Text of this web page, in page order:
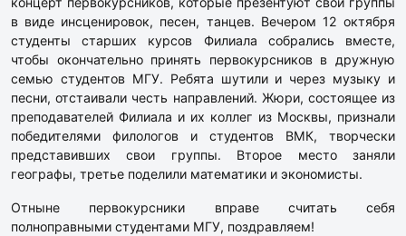
в виде инсценировок, песен, танцев. Вечером 12 октября
студенты старших курсов Филиала собрались вместе,
чтобы окончательно принять первокурсников в дружную
семью студентов МГУ. Ребята шутили и через музыку и
песни, отстаивали честь направлений. Жюри, состоящее из
преподавателей Филиала и их коллег из Москвы, признали
победителями филологов и студентов ВМК, творчески
представивших свои группы. Второе место заняли
географы, третье поделили математики и экономисты.
Отныне первокурсники вправе считать себя
полноправными студентами МГУ, поздравляем!